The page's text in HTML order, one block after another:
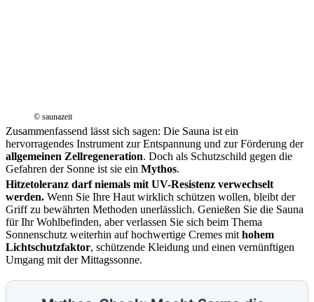
© saunazeit
Zusammenfassend lässt sich sagen: Die Sauna ist ein
hervorragendes Instrument zur Entspannung und zur Förderung der
allgemeinen Zellregeneration. Doch als Schutzschild gegen die
Gefahren der Sonne ist sie ein Mythos.
Hitzetoleranz darf niemals mit UV-Resistenz verwechselt
werden. Wenn Sie Ihre Haut wirklich schützen wollen, bleibt der
Griff zu bewährten Methoden unerlässlich. Genießen Sie die Sauna
für Ihr Wohlbefinden, aber verlassen Sie sich beim Thema
Sonnenschutz weiterhin auf hochwertige Cremes mit hohem
Lichtschutzfaktor, schützende Kleidung und einen vernünftigen
Umgang mit der Mittagssonne.